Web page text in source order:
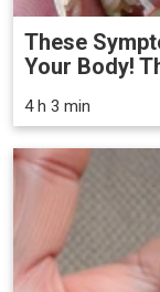
These
Your Body!
4 h 3 min